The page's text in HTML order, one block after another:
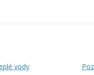
vody